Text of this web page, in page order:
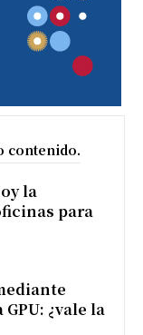
contenido.
la
para
¿vale la